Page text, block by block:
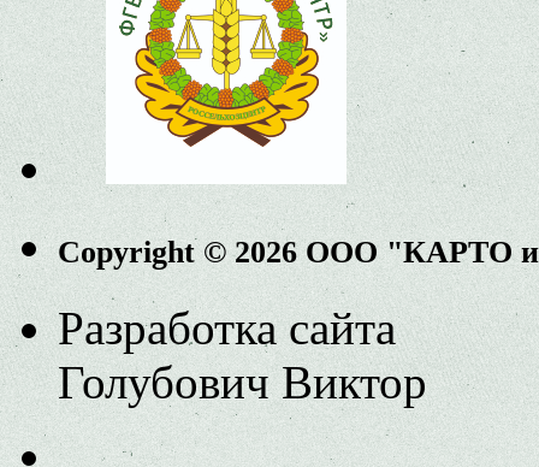
Copyright © 2026 ООО "КАРТО
Разработка сайта
Голубович Виктор